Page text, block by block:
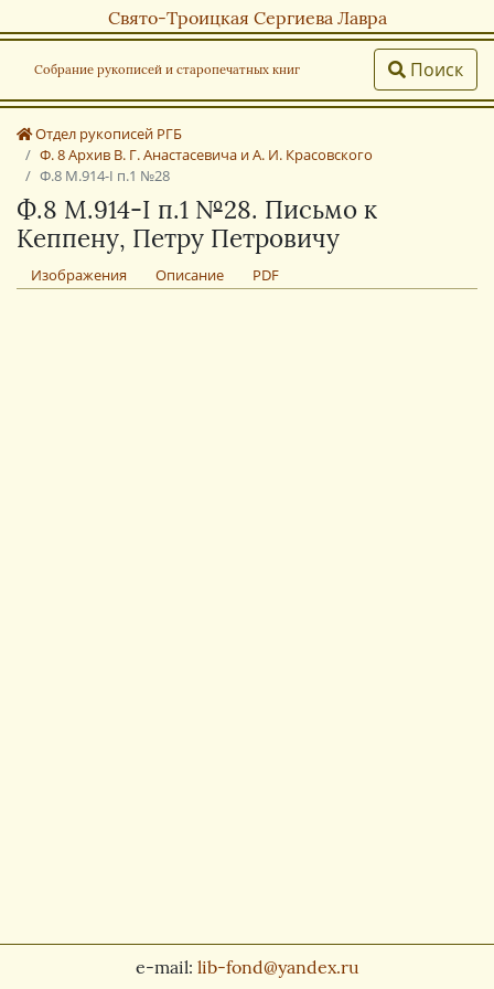
Свято-Троицкая Сергиева Лавра
Собрание рукописей и старопечатных книг Поиск
Отдел рукописей РГБ
Ф. 8 Архив В. Г. Анастасевича и А. И. Красовского
Ф.8 М.914-I п.1 №28
Ф.8 М.914-I п.1 №28. Письмо к
Кеппену, Петру Петровичу
Изображения Описание PDF
e-mail: lib-fond@yandex.ru